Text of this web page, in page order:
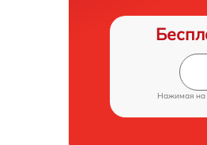
Нажимая на